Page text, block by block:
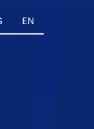
EN